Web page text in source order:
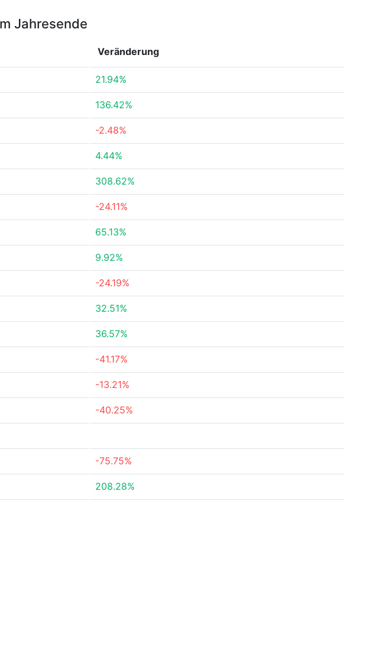
Jahresende
Veränderung
21.94%
136.42%
-2.48%
4.44%
308.62%
-24.11%
65.13%
9.92%
-24.19%
32.51%
36.57%
-41.17%
-13.21%
-40.25%
-75.75%
208.28%